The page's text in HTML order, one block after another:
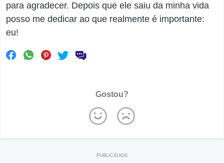
para agradecer. Depois que ele saiu da minha vida
posso me dedicar ao que realmente é importante:
eu!
Gostou?